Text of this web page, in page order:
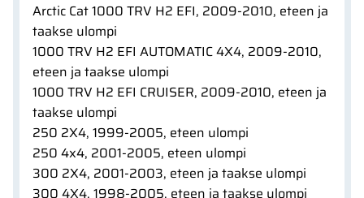
Arctic Cat 1000 TRV H2 EFI, 2009-2010, eteen ja
taakse ulompi
1000 TRV H2 EFI AUTOMATIC 4X4, 2009-2010,
eteen ja taakse ulompi
1000 TRV H2 EFI CRUISER, 2009-2010, eteen ja
taakse ulompi
250 2X4, 1999-2005, eteen ulompi
250 4x4, 2001-2005, eteen ulompi
300 2X4, 2001-2003, eteen ja taakse ulompi
300 4X4, 1998-2005, eteen ja taakse ulompi